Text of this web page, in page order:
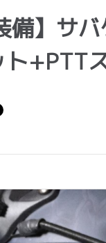
備】サ
+PTT